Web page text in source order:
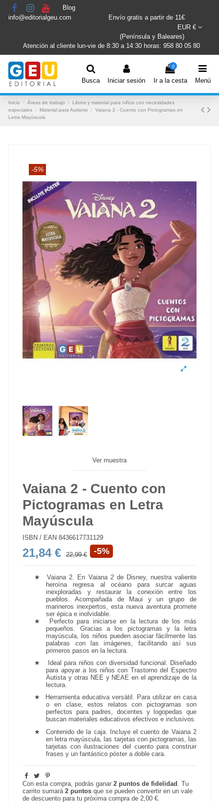
Blog
info@editorialgeu.com
Envío gratis a partir de 11€
EUR €
(Península y Baleares)
Atención al cliente lun-vie de 8:30 a 14:30 horas: 958 80 05 80
Busca Iniciar sesión
0
Ir a la cesta Menú
Inicio Áreas de trabajo
Libros y material para niños con necesidades
especiales
Material para Autismo
Vaiana 2 - Cuento con Pictogramas en
Letra Mayúscula
-5%
Ver muestra
Vaiana 2 - Cuento con
Pictogramas en Letra
Mayúscula
ISBN / EAN 8436617731129
21,84 € 22,99 € -5%
★ Vaiana 2. En Vaiana 2 de Disney, nuestra valiente
heroína regresa al océano para surcar aguas
inexploradas y restaurar la conexión entre los
pueblos. Acompañada de Maui y un grupo de
marineros inexpertos, esta nueva aventura promete
ser épica e inolvidable.
★
Perfecto para iniciarse en la lectura de los más
pequeños. Gracias a los pictogramas y la letra
mayúscula, los niños pueden asociar fácilmente las
palabras con las imágenes, facilitando así sus
primeros pasos en la lectura.
★ Ideal para niños con diversidad funcional. Diseñado
para apoyar a los niños con Trastorno del Espectro
Autista y otras NEE y NEAE en el aprendizaje de la
lectura.
★
Herramienta educativa versátil. Para utilizar en casa
o en clase, estos relatos con pictogramas son
perfectos para padres, docentes y logopedas que
buscan materiales educativos efectivos e inclusivos.
★
Contenido de la caja. Incluye el cuento de Vaiana 2
en letra mayúscula , las tarjetas con pictogramas, las
tarjetas con ilustraciones del cuento para construir
frases y un fantástico póster a doble cara.
Con esta compra, podrás ganar2 puntos de fidelidad . Tu
carrito sumará2 puntos que se pueden convertir en un vale
de descuento para tu próxima compra de2,00 €.